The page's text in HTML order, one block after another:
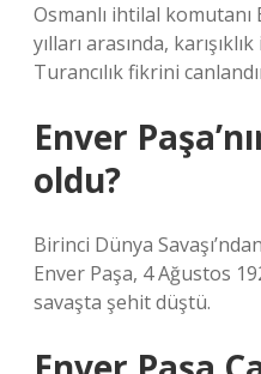
Osmanlı ihtilal komutanı
yılları arasında,
Turancılık fikrini
Enver
oldu?
Birinci Dünya
Enver Paşa, 4 Ağustos
savaşta şehit düştü.